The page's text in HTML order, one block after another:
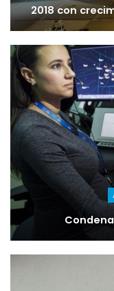
2018 con